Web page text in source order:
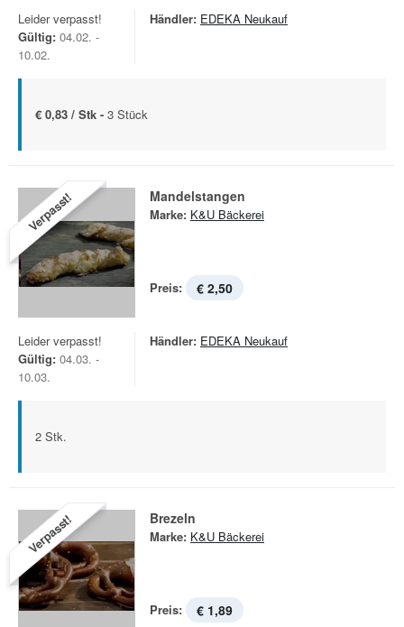
Leider verpasst!
Gültig: 04.02. -
10.02.
Händler: EDEKA Neukauf
€ 0,83 / Stk - 3 Stück
Verpasst! Mandelstangen
Marke: K&U Bäckerei
Preis: € 2,50
Leider verpasst!
Gültig: 04.03. -
10.03.
Händler: EDEKA Neukauf
2 Stk.
Verpasst! Brezeln
Marke: K&U Bäckerei
Preis: € 1,89